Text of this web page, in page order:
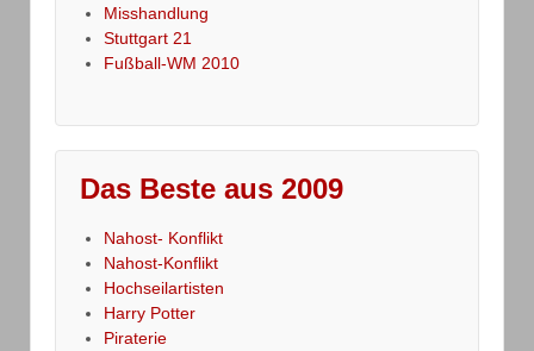
Misshandlung
Stuttgart 21
Fußball-WM 2010
Das Beste aus 2009
Nahost- Konflikt
Nahost-Konflikt
Hochseilartisten
Harry Potter
Piraterie